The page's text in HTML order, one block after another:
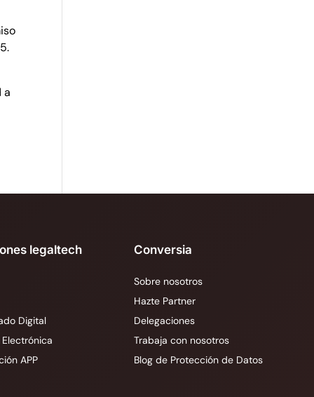
a
legaltech
Digital
APP
Conversia
Sobre nosotros
Hazte Partner
Delegaciones
Trabaja con nosotros
Blog de Protección de Datos